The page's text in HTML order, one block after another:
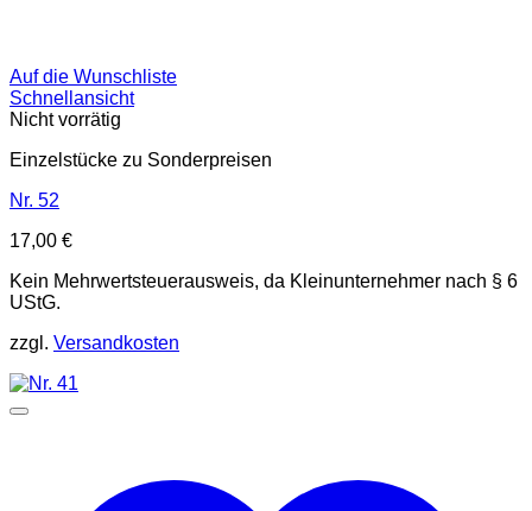
Auf die Wunschliste
Schnellansicht
Nicht vorrätig
Einzelstücke zu Sonderpreisen
Nr. 52
17,00 €
Kein Mehrwertsteuerausweis, da Kleinunternehmer nach § 6
UStG.
zzgl. Versandkosten